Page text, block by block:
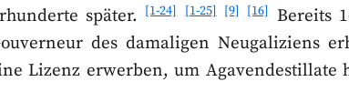
später. [1-24] [1-25] [9] [16]Bereits
des damaligen Neugaliziens
Lizenz erwerben, um Agavendestillate